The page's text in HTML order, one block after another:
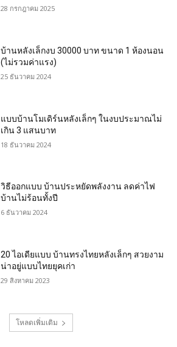
28 กรกฎาคม 2025
บ้านหลังเล็กงบ 30000 บาท ขนาด 1 ห้องนอน
(ไม่รวมค่าแรง)
25 ธันวาคม 2024
แบบบ้านโมเดิร์นหลังเล็กๆ ในงบประมาณไม่
เกิน 3 แสนบาท
18 ธันวาคม 2024
วิธีออกแบบ บ้านประหยัดพลังงาน ลดค่าไฟ
บ้านไม่ร้อนทั้งปี
6 ธันวาคม 2024
20 ไอเดียแบบ บ้านทรงไทยหลังเล็กๆ สวยงาม
น่าอยู่แบบไทยยุคเก่า
29 สิงหาคม 2023
โหลดเพิ่มเติม